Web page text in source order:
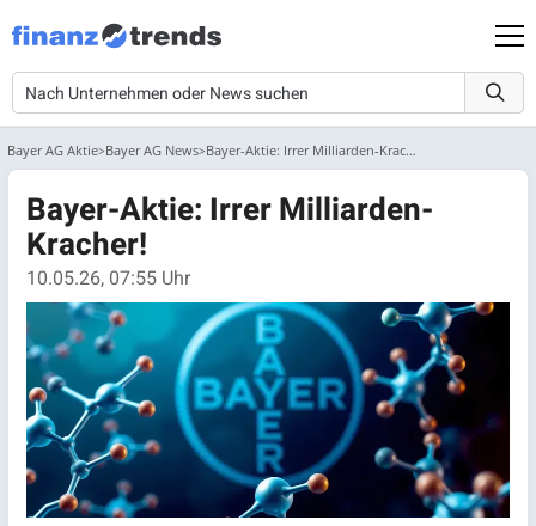
Bayer AG Aktie Bayer AG News Bayer-Aktie: Irrer Milliarden-Kracher!
Bayer-Aktie: Irrer Milliarden-
Kracher!
10.05.26, 07:55 Uhr